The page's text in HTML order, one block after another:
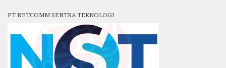
PT NETCOMM SENTRA TEKNOLOGI